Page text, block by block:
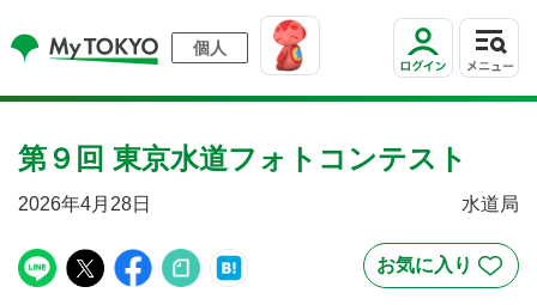
個人
第９回 東京水道フォトコンテスト
2026年4月28日 水道局